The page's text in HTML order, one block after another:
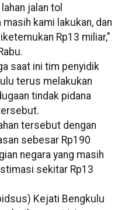
jalan tol
kami lakukan, dan
Rp13 miliar,"
saat ini tim penyidik
terus melakukan
tindak pidana
tersebut dengan
sebesar Rp190
negara yang masih
sekitar Rp13
Kejati Bengkulu